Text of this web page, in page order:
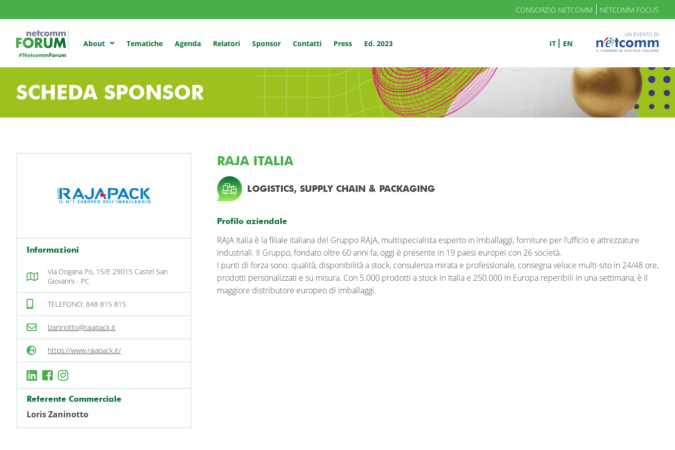
CONSORZIO NETCOMM NETCOMM FOCUS
About Tematiche Agenda Relatori Sponsor Contatti Press Ed. 2023 IT EN
UN EVENTO DI
SCHEDA SPONSOR
Informazioni
Via Dogana Po, 15/E 29015 Castel San
Giovanni - PC
TELEFONO: 848 815 815
lzaninotto@rajapack.it
https://www.rajapack.it/
Referente Commerciale
Loris Zaninotto
RAJA ITALIA
LOGISTICS, SUPPLY CHAIN & PACKAGING
Profilo aziendale
RAJA Italia è la filiale italiana del Gruppo RAJA, multispecialista esperto in imballaggi, forniture per l’ufficio e attrezzature
industriali. Il Gruppo, fondato oltre 60 anni fa, oggi è presente in 19 paesi europei con 26 società.
I punti di forza sono: qualità, disponibilità a stock, consulenza mirata e professionale, consegna veloce multi-sito in 24/48 ore,
prodotti personalizzati e su misura. Con 5.000 prodotti a stock in Italia e 250.000 in Europa reperibili in una settimana, è il
maggiore distributore europeo di imballaggi.